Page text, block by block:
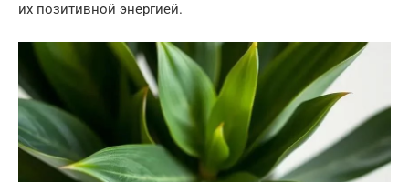
их позитивной энергией.